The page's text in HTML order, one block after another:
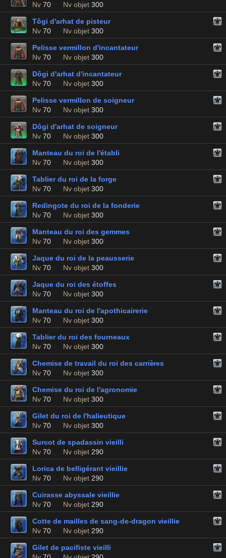
Nv 70 Nv objet 300
Tôgi d'arhat de pisteur
Nv 70 Nv objet 300
Pelisse vermillon d'incantateur
Nv 70 Nv objet 300
Dôgi d'arhat d'incantateur
Nv 70 Nv objet 300
Pelisse vermillon de soigneur
Nv 70 Nv objet 300
Dôgi d'arhat de soigneur
Nv 70 Nv objet 300
Manteau du roi de l'établi
Nv 70 Nv objet 300
Tablier du roi de la forge
Nv 70 Nv objet 300
Redingote du roi de la fonderie
Nv 70 Nv objet 300
Manteau du roi des gemmes
Nv 70 Nv objet 300
Jaque du roi de la peausserie
Nv 70 Nv objet 300
Jaque du roi des étoffes
Nv 70 Nv objet 300
Manteau du roi de l'apothicairerie
Nv 70 Nv objet 300
Tablier du roi des fourneaux
Nv 70 Nv objet 300
Chemise de travail du roi des carrières
Nv 70 Nv objet 300
Chemise du roi de l'agronomie
Nv 70 Nv objet 300
Gilet du roi de l'halieutique
Nv 70 Nv objet 300
Surcot de spadassin vieilli
Nv 70 Nv objet 290
Lorica de belligérant vieillie
Nv 70 Nv objet 290
Cuirasse abyssale vieillie
Nv 70 Nv objet 290
Cotte de mailles de sang-de-dragon vieillie
Nv 70 Nv objet 290
Gilet de pacifiste vieilli